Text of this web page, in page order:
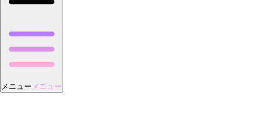
メニュー メニュー